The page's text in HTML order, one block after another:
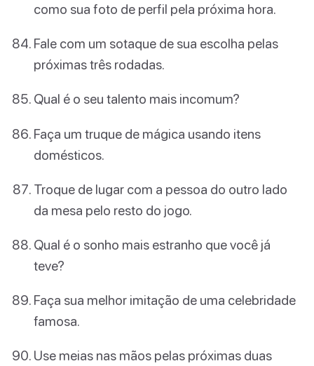
como sua foto de perfil pela próxima hora.
Fale com um sotaque de sua escolha pelas
próximas três rodadas.
Qual é o seu talento mais incomum?
Faça um truque de mágica usando itens
domésticos.
Troque de lugar com a pessoa do outro lado
da mesa pelo resto do jogo.
Qual é o sonho mais estranho que você já
teve?
Faça sua melhor imitação de uma celebridade
famosa.
Use meias nas mãos pelas próximas duas